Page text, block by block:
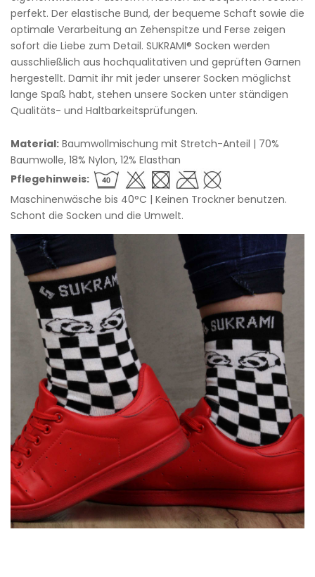
perfekt. Der elastische Bund, der bequeme Schaft sowie die
optimale Verarbeitung an Zehenspitze und Ferse zeigen
sofort die Liebe zum Detail. SUKRAMI® Socken werden
ausschließlich aus hochqualitativen und geprüften Garnen
hergestellt. Damit ihr mit jeder unserer Socken möglichst
lange Spaß habt, stehen unsere Socken unter ständigen
Qualitäts- und Haltbarkeitsprüfungen.
Material: Baumwollmischung mit Stretch-Anteil | 70%
Baumwolle, 18% Nylon, 12% Elasthan
Pflegehinweis:
Maschinenwäsche bis 40°C | Keinen Trockner benutzen.
Schont die Socken und die Umwelt.